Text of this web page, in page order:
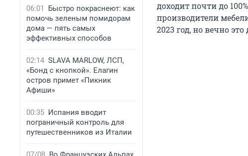
06:01
Быстро покраснеют: как
помочь зеленым помидорам
дома — пять самых
эффективных способов
02:14 SLAVA MARLOW, ЛСП,
«Бонд с кнопкой». Елагин
остров примет «Пикник
Афиши»
00:35 Испания вводит
пограничный контроль для
путешественников из Италии
доходит почти до
производители
2023 год, но вечно